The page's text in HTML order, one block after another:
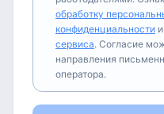
обработку
конфиденциальности и
сервиса. Согласие
направления
оператора.